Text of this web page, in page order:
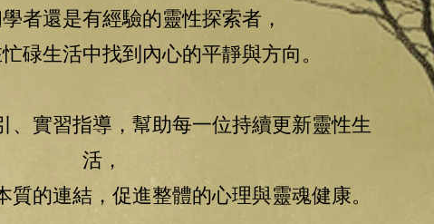
者還是有經驗的靈性探索者，
碌生活中找到內心的平靜與方向。
、實習指導，幫助每一位持續更新靈性生
活，
的連結，促進整體的心理與靈魂健康。